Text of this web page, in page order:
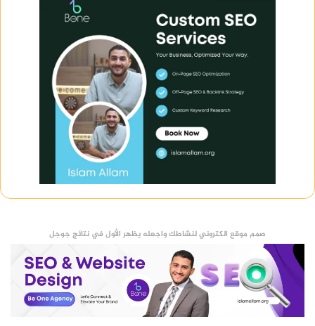
صمم موقع الكتروني لنشاطك واجعله يظهر الأول في نتائج جوجل